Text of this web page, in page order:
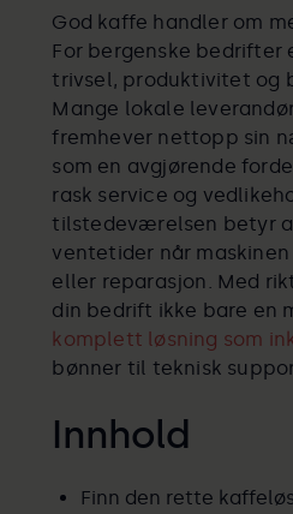
God kaffe handler om
For bergenske bedrifter
trivsel, produktivitet og
Mange lokale
fremhever nettopp sin
som en avgjørende
rask service og
tilstedeværelsen betyr
ventetider når
eller reparasjon. Med
din bedrift ikke bare en
komplett løsning som
bønner til teknisk
Innhold
Finn den rette